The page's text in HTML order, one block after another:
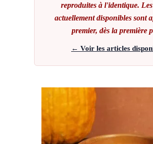
reproduites à l'identique.
actuellement disponibles sont
premier, dès la première
← Voir les articles